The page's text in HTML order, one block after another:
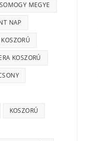
MEGYE
NAP
KOSZORÚ
KOSZORÚ